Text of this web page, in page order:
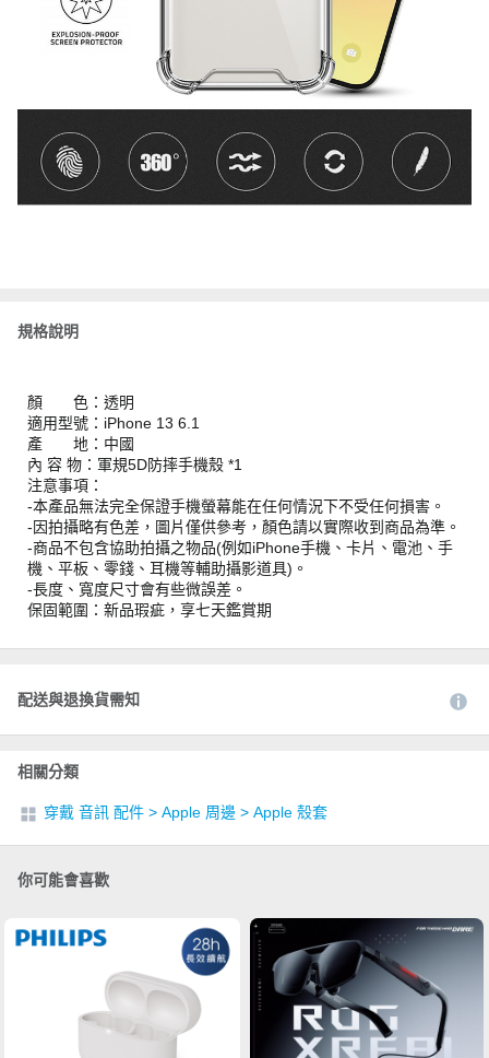
規格說明
顏 色：透明
適用型號：iPhone 13 6.1
產 地：中國
內 容 物：軍規5D防摔手機殼 *1
注意事項：
-本產品無法完全保證手機螢幕能在任何情況下不受任何損害。
-因拍攝略有色差，圖片僅供參考，顏色請以實際收到商品為準。
-商品不包含協助拍攝之物品(例如iPhone手機、卡片、電池、手
機、平板、零錢、耳機等輔助攝影道具)。
-長度、寬度尺寸會有些微誤差。
保固範圍：新品瑕疵，享七天鑑賞期
配送與退換貨需知
相關分類
穿戴 音訊 配件 > Apple 周邊 > Apple 殼套
你可能會喜歡